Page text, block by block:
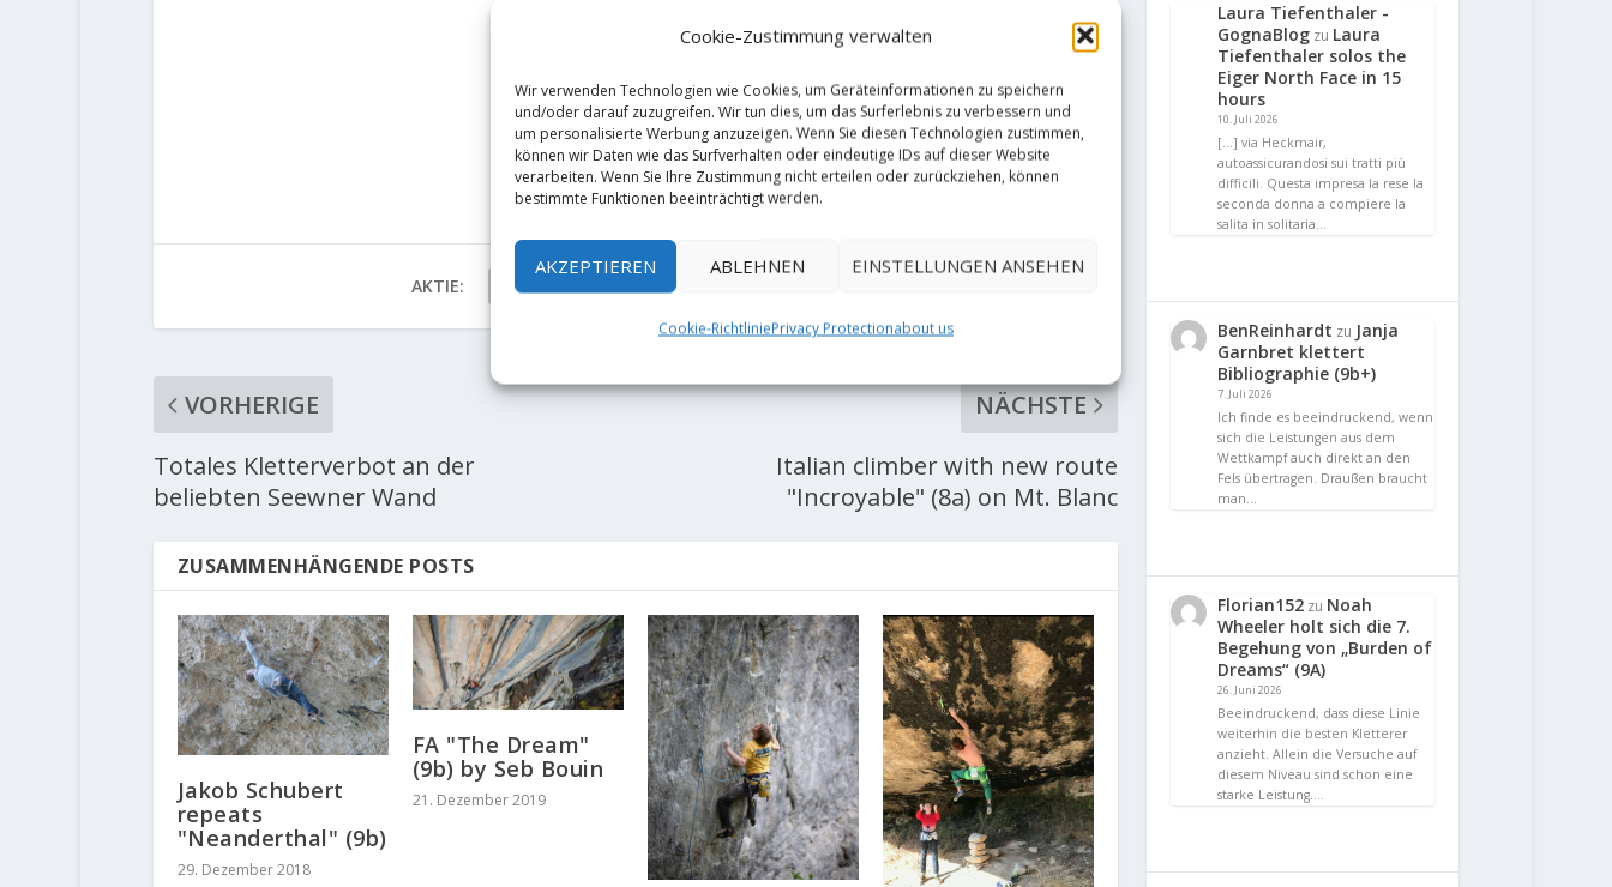
Cookie-Zustimmung verwalten
Wir verwenden Technologien wie Cookies, um Geräteinformationen zu speichern
und/oder darauf zuzugreifen. Wir tun dies, um das Surferlebnis zu verbessern und
um personalisierte Werbung anzuzeigen. Wenn Sie diesen Technologien zustimmen,
können wir Daten wie das Surfverhalten oder eindeutige IDs auf dieser Website
verarbeiten. Wenn Sie Ihre Zustimmung nicht erteilen oder zurückziehen, können
bestimmte Funktionen beeinträchtigt werden.
AKZEPTIEREN ABLEHNEN EINSTELLUNGEN ANSEHEN
Cookie-RichtliniePrivacy Protectionabout us
AKTIE:
VORHERIGE
Totales Kletterverbot an der
beliebten Seewner Wand
NÄCHSTE
Italian climber with new route
"Incroyable" (8a) on Mt. Blanc
ZUSAMMENHÄNGENDE POSTS
Jakob Schubert
repeats
"Neanderthal" (9b)
29. Dezember 2018
FA "The Dream"
(9b) by Seb Bouin
21. Dezember 2019
Laura Tiefenthaler -
GognaBlog zu Laura
Tiefenthaler solos the
Eiger North Face in 15
hours
10. Juli 2026
[…] via Heckmair,
autoassicurandosi sui tratti più
difficili. Questa impresa la rese la
seconda donna a compiere la
salita in solitaria…
BenReinhardt zu Janja
Garnbret klettert
Bibliographie (9b+)
7. Juli 2026
Ich finde es beeindruckend, wenn
sich die Leistungen aus dem
Wettkampf auch direkt an den
Fels übertragen. Draußen braucht
man…
Florian152 zu Noah
Wheeler holt sich die 7.
Begehung von „Burden of
Dreams“ (9A)
26. Juni 2026
Beeindruckend, dass diese Linie
weiterhin die besten Kletterer
anzieht. Allein die Versuche auf
diesem Niveau sind schon eine
starke Leistung.…